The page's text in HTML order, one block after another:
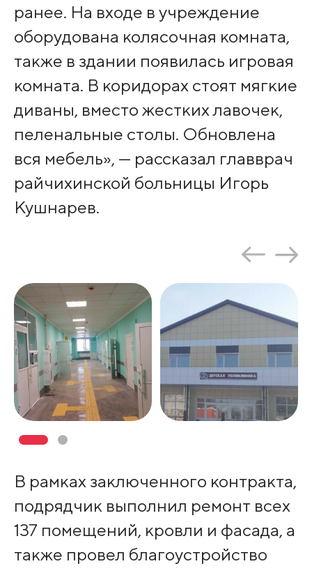
ранее. На входе в учреждение
оборудована колясочная комната,
также в здании появилась игровая
комната. В коридорах стоят мягкие
диваны, вместо жестких лавочек,
пеленальные столы. Обновлена
вся мебель», — рассказал главврач
райчихинской больницы Игорь
Кушнарев.
В рамках заключенного контракта,
подрядчик выполнил ремонт всех
137 помещений, кровли и фасада, а
также провел благоустройство